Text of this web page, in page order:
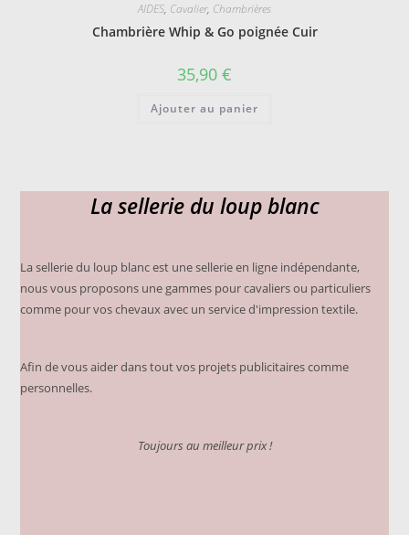
AIDES, Cavalier, Chambrières
Chambrière Whip & Go poignée Cuir
35,90 €
Ajouter au panier
La sellerie du loup blanc
La sellerie du loup blanc est une sellerie en ligne indépendante,
nous vous proposons une gammes pour cavaliers ou particuliers
comme pour vos chevaux avec un service d'impression textile.
Afin de vous aider dans tout vos projets publicitaires comme
personnelles.
Toujours au meilleur prix !